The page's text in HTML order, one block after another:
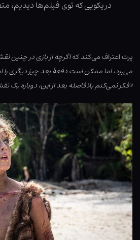
دریکویی که توی فیلم‌ها دیدیم،
پرت اعتراف می‌کند کهاگرچه از بازی در چنین
می‌برد، اما ممکن است دفعۀ بعد چیز دیگری را
«فکر نمی‌کنم بلافاصله بعد از این، دوباره یک